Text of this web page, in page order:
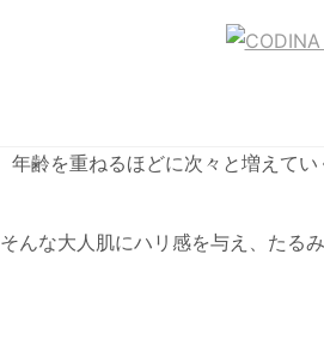
年齢を重ねるほどに次々と増えて
そんな大人肌にハリ感を与え、たる